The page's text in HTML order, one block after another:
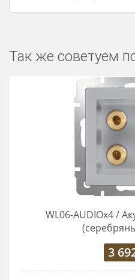
Так же советуем
WL06-AUDIOx4 /
3